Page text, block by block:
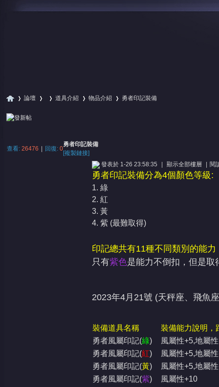
論壇 道具介紹
›
物品介紹 勇者印記裝備
查看: 26476 回復: 0
勇者印記裝備
[複製鏈接]
發表於 1-26 23:58:35 顯示全部樓層 閱
勇者印記裝備分為4個顏色等級:
1. 綠
2. 紅
3. 黃
4. 紫 (最難取得)
印記總共有11種不同類別的能力
只有紫色是能力不倒扣，但是取
2023年4月21號 (天秤座、飛魚
裝備道具名稱
裝備能力說明，
勇者風屬印記(綠)
風屬性+5,地屬
勇者風屬印記(紅)
風屬性+5,地屬
勇者風屬印記(黃)
風屬性+5,地屬
勇者風屬印記(紫) 風屬性+10